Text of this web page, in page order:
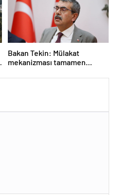
Bakan Tekin: Mülakat
mekanizması tamamen